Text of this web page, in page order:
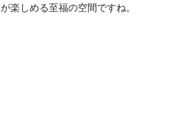
楽しめる至福の空間ですね。